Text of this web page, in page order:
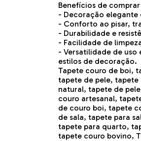
Benefícios de
- Decoração elegante
- Conforto ao pisar,
- Durabilidade e
- Facilidade de
- Versatilidade de
estilos de decoração.
Tapete couro de boi,
tapete de pele,
natural, tapete de
couro artesanal,
de couro boi, tapete
de sala, tapete para
tapete para quarto,
tapete couro bovino,